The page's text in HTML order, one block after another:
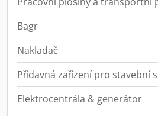
Bagr
Nakladač
Přídavná zařízení pro stavební
Elektrocentrála & generátor